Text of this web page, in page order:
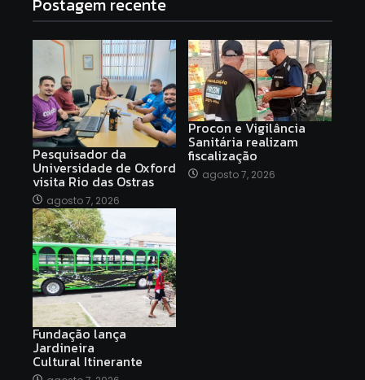
Pesquisador da
Universidade de Oxford
visita Rio das Ostras
agosto 7, 2026
Procon e Vigilância
Sanitária realizam
fiscalização
agosto 7, 2026
Fundação lança
Jardineira
Cultural Itinerante